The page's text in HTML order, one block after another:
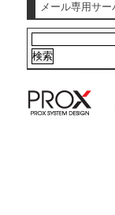
メール専用サー